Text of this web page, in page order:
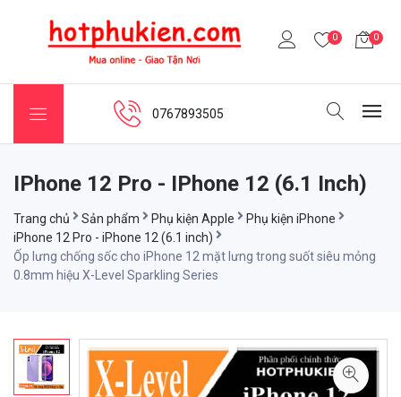
0 0
0767893505
IPhone 12 Pro - IPhone 12 (6.1 Inch)
Trang chủ Sản phẩm Phụ kiện Apple
Phụ kiện iPhone
iPhone 12 Pro - iPhone 12 (6.1 inch)
Ốp lưng chống sốc cho iPhone 12 mặt lưng trong suốt siêu mỏng
0.8mm hiệu X-Level Sparkling Series